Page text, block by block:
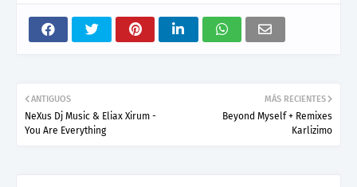
MÁS RECIENTES
Beyond Myself + Remixes
Karlizimo
ANTIGUOS
NeXus Dj Music & Eliax Xirum -
You Are Everything